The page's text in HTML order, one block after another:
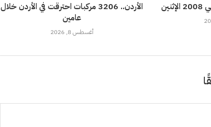
الأردن.. 3206 مركبات احترقت في الأردن خلال
عامين
أغسطس 8, 2026